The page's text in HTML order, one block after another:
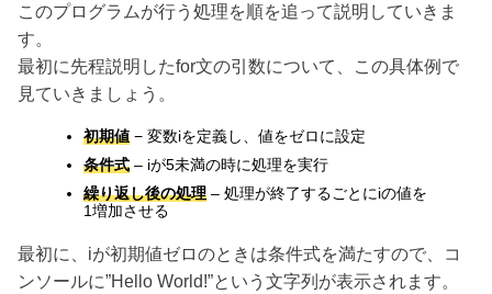
このプログラムが行う処理を順を追って説明していきま
す。
最初に先程説明したfor文の引数について、この具体例で
見ていきましょう。
初期値 − 変数iを定義し、値をゼロに設定
条件式 – iが5未満の時に処理を実行
繰り返し後の処理 – 処理が終了するごとにiの値を
1増加させる
最初に、iが初期値ゼロのときは条件式を満たすので、コ
ンソールに”Hello World!”という文字列が表示されます。